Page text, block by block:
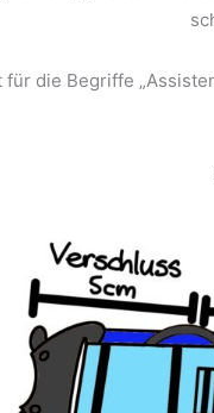
die Begriffe